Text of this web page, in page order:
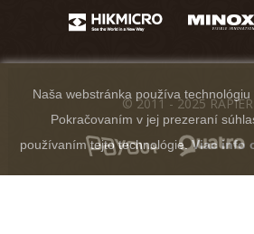
Naša webstránka používa technológiu
Pokračovaním v jej prezeraní
používaním tejto technológie.Viac info
© 2011 - 2025